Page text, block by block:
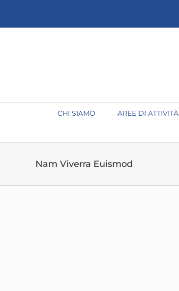
contenuto
CHI SIAMO AREE DI ATTIVITÀ
Nam Viverra Euismod